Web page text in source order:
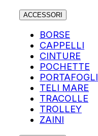
ACCESSORI
BORSE
CAPPELLI
CINTURE
POCHETTE
PORTAFOGLI
TELI MARE
TRACOLLE
TROLLEY
ZAINI